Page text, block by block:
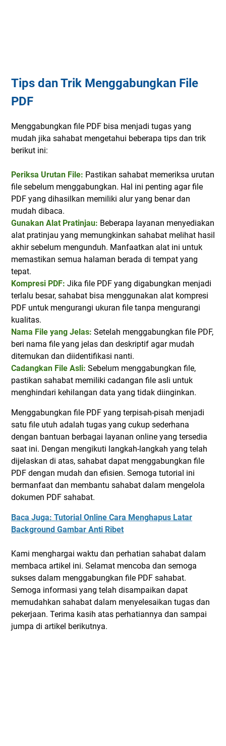
Tips dan Trik Menggabungkan File
PDF
Menggabungkan file PDF bisa menjadi tugas yang
mudah jika sahabat mengetahui beberapa tips dan trik
berikut ini:
Periksa Urutan File: Pastikan sahabat memeriksa urutan
file sebelum menggabungkan. Hal ini penting agar file
PDF yang dihasilkan memiliki alur yang benar dan
mudah dibaca.
Gunakan Alat Pratinjau: Beberapa layanan menyediakan
alat pratinjau yang memungkinkan sahabat melihat hasil
akhir sebelum mengunduh. Manfaatkan alat ini untuk
memastikan semua halaman berada di tempat yang
tepat.
Kompresi PDF: Jika file PDF yang digabungkan menjadi
terlalu besar, sahabat bisa menggunakan alat kompresi
PDF untuk mengurangi ukuran file tanpa mengurangi
kualitas.
Nama File yang Jelas: Setelah menggabungkan file PDF,
beri nama file yang jelas dan deskriptif agar mudah
ditemukan dan diidentifikasi nanti.
Cadangkan File Asli: Sebelum menggabungkan file,
pastikan sahabat memiliki cadangan file asli untuk
menghindari kehilangan data yang tidak diinginkan.
Menggabungkan file PDF yang terpisah-pisah menjadi
satu file utuh adalah tugas yang cukup sederhana
dengan bantuan berbagai layanan online yang tersedia
saat ini. Dengan mengikuti langkah-langkah yang telah
dijelaskan di atas, sahabat dapat menggabungkan file
PDF dengan mudah dan efisien. Semoga tutorial ini
bermanfaat dan membantu sahabat dalam mengelola
dokumen PDF sahabat.
Baca Juga: Tutorial Online Cara Menghapus Latar
Background Gambar Anti Ribet
Kami menghargai waktu dan perhatian sahabat dalam
membaca artikel ini. Selamat mencoba dan semoga
sukses dalam menggabungkan file PDF sahabat.
Semoga informasi yang telah disampaikan dapat
memudahkan sahabat dalam menyelesaikan tugas dan
pekerjaan. Terima kasih atas perhatiannya dan sampai
jumpa di artikel berikutnya.